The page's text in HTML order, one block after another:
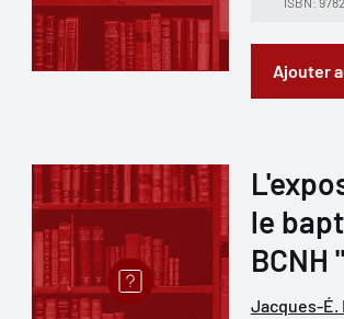
Ajouter
le
BCNH
Jacques-É.